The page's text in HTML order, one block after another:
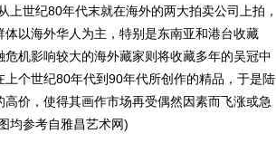
世纪80年代末就在海外的两大拍卖公司上拍，
以海外华人为主，特别是东南亚和港台收藏
机影响较大的海外藏家则将收藏多年的吴冠中
个世纪80年代到90年代所创作的精品，于是陆
价，使得其画作市场再受偶然因素而飞涨或急
均参考自雅昌艺术网)